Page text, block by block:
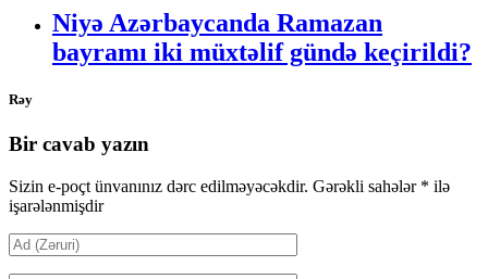
Niyə Azərbaycanda Ramazan
bayramı iki müxtəlif gündə keçirildi?
Rəy
Bir cavab yazın
Sizin e-poçt ünvanınız dərc edilməyəcəkdir. Gərəkli sahələr * ilə
işarələnmişdir